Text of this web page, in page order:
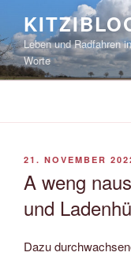
springenLeben und Radfahren
Worte
VERÖFFENTLICHT
21. NOVEMBER
A weng
und
Dazu